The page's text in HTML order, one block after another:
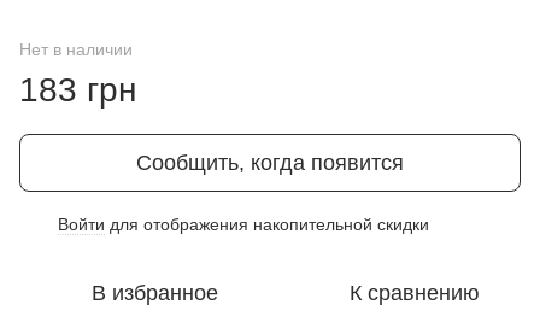
Нет в наличии
183 грн
Сообщить, когда появится
Войти для отображения накопительной скидки
В избранное К сравнению